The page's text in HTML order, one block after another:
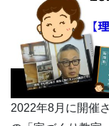
2022年8月に開催